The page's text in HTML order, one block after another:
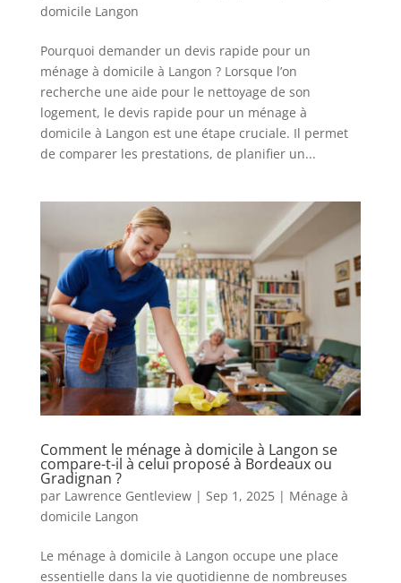
domicile Langon
Pourquoi demander un devis rapide pour un
ménage à domicile à Langon ? Lorsque l’on
recherche une aide pour le nettoyage de son
logement, le devis rapide pour un ménage à
domicile à Langon est une étape cruciale. Il permet
de comparer les prestations, de planifier un...
Comment le ménage à domicile à Langon se
compare-t-il à celui proposé à Bordeaux ou
Gradignan ?
par Lawrence Gentleview| Sep 1, 2025| Ménage à
domicile Langon
Le ménage à domicile à Langon occupe une place
essentielle dans la vie quotidienne de nombreuses